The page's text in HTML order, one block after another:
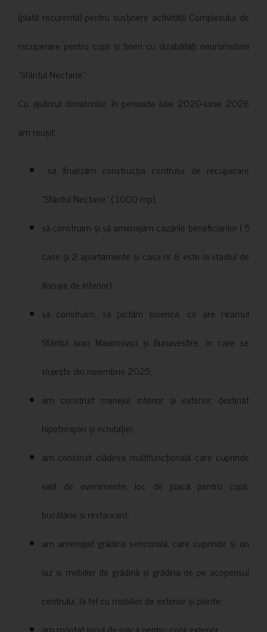
(plată recurentă) pentru susținere activității Complexului de
recuperare pentru copii și tineri cu dizabilități neuromotorii
”Sfântul Nectarie”.
Cu ajutorul donatorilor, în perioada iulie 2020-iunie 2026
am reușit:
să finalizăm construcția centrului de recuperare
”Sfântul Nectarie” ( 1000 mp);
să construim și să amenajăm cazările beneficiarilor ( 5
case și 2 apartamente și casa nr 8 este la stadiul de
finisaje de interior);
să construim, să pictăm biserica, ce are Hramul
Sfântul Ioan Maximovici și Bunavestire, în care se
slujește din noiembrie 2025;
am construit manejul interior și exterior, destinat
hipoterapiei și echitației;
am construit clădirea multifuncțională care cuprinde
sală de evenimente, loc de joacă pentru copii,
bucătărie și restaurant;
am amenajat grădina senzorială, care cuprinde și un
iaz și mobilier de grădină și grădina de pe acoperisul
centrului, la fel cu mobilier de exterior și plante;